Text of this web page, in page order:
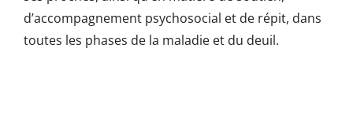
d’accompagnement psychosocial et de répit, dans
toutes les phases de la maladie et du deuil.